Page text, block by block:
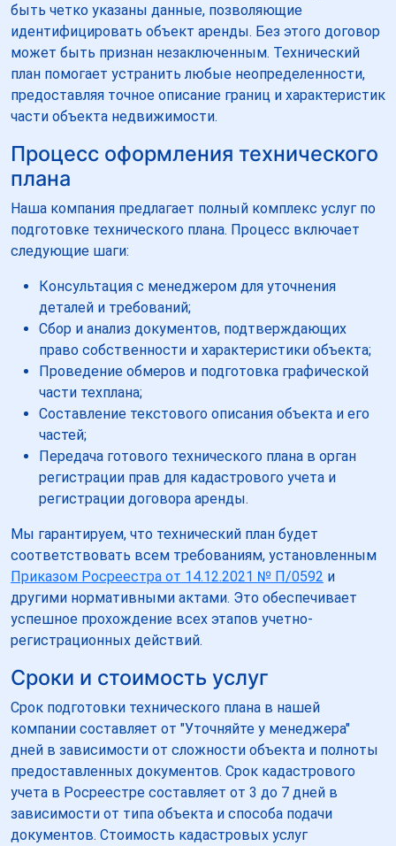
быть четко указаны данные, позволяющие
идентифицировать объект аренды. Без этого договор
может быть признан незаключенным. Технический
план помогает устранить любые неопределенности,
предоставляя точное описание границ и характеристик
части объекта недвижимости.
Процесс оформления технического
плана
Наша компания предлагает полный комплекс услуг по
подготовке технического плана. Процесс включает
следующие шаги:
Консультация с менеджером для уточнения
деталей и требований;
Сбор и анализ документов, подтверждающих
право собственности и характеристики объекта;
Проведение обмеров и подготовка графической
части техплана;
Составление текстового описания объекта и его
частей;
Передача готового технического плана в орган
регистрации прав для кадастрового учета и
регистрации договора аренды.
Мы гарантируем, что технический план будет
соответствовать всем требованиям, установленным
Приказом Росреестра от 14.12.2021 № П/0592 и
другими нормативными актами. Это обеспечивает
успешное прохождение всех этапов учетно-
регистрационных действий.
Сроки и стоимость услуг
Срок подготовки технического плана в нашей
компании составляет от "Уточняйте у менеджера"
дней в зависимости от сложности объекта и полноты
предоставленных документов. Срок кадастрового
учета в Росреестре составляет от 3 до 7 дней в
зависимости от типа объекта и способа подачи
документов. Стоимость кадастровых услуг